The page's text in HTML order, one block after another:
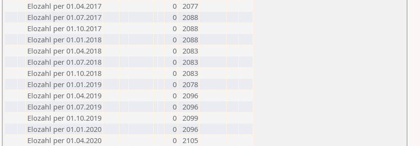
Elozahl per 01.04.2017
0 2077
Elozahl per 01.07.2017
0 2088
Elozahl per 01.10.2017
0 2088
Elozahl per 01.01.2018
0 2088
Elozahl per 01.04.2018
0 2083
Elozahl per 01.07.2018
0 2083
Elozahl per 01.10.2018
0 2083
Elozahl per 01.01.2019
0 2078
Elozahl per 01.04.2019
0 2096
Elozahl per 01.07.2019
0 2096
Elozahl per 01.10.2019
0 2099
Elozahl per 01.01.2020
0 2096
Elozahl per 01.04.2020
0 2105